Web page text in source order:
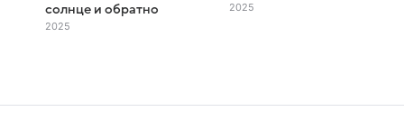
солнце и обратно
2025
2025